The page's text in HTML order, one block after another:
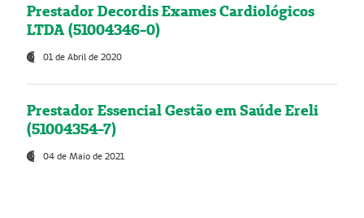
Prestador Decordis Exames Cardiológicos
LTDA (51004346-0)
01 de Abril de 2020
Prestador Essencial Gestão em Saúde Ereli
(51004354-7)
04 de Maio de 2021